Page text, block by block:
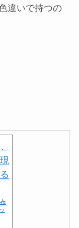
違いで持つの